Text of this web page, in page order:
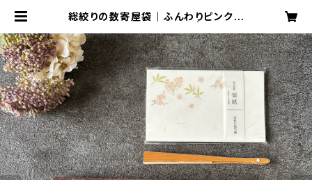
総絞りの数寄屋袋｜ふんわりピンクグ
カーニャ